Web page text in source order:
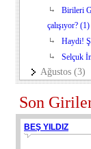
Birileri
çalışıyor? (1)
Haydi!
Selçuk
Ağustos (3)
Son
BEŞ YILDIZ